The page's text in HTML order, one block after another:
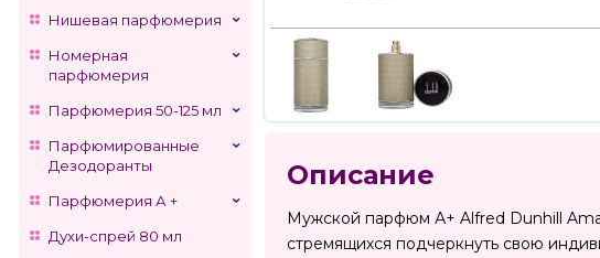
Нишевая парфюмерия
Номерная
парфюмерия
Парфюмерия 50-125 мл
Парфюмированные
Дезодоранты
Парфюмерия А +
Духи-спрей 80 мл
Описание
Мужской парфюм А+ Alfred Dunhill
стремящихся подчеркнуть свою